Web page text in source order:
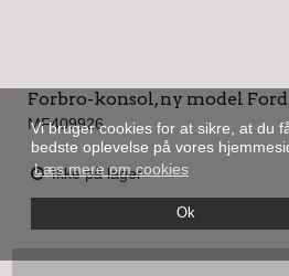
Vi bruger cookies for at sikre, at du
bedste oplevelse på vores
Læs mere om cookies
Ok
Forbro-konsol, ny model Ford
MF409926
Ikke på lager